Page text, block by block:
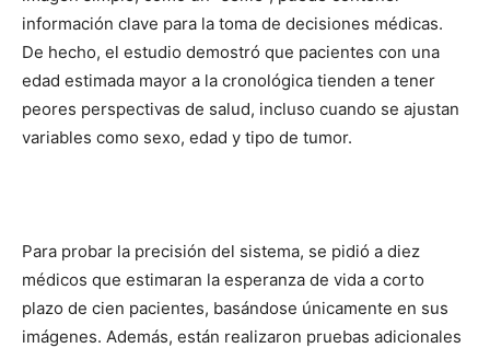
información clave para la toma de decisiones médicas.
De hecho, el estudio demostró que pacientes con una
edad estimada mayor a la cronológica tienden a tener
peores perspectivas de salud, incluso cuando se ajustan
variables como sexo, edad y tipo de tumor.
Para probar la precisión del sistema, se pidió a diez
médicos que estimaran la esperanza de vida a corto
plazo de cien pacientes, basándose únicamente en sus
imágenes. Además, están realizaron pruebas adicionales